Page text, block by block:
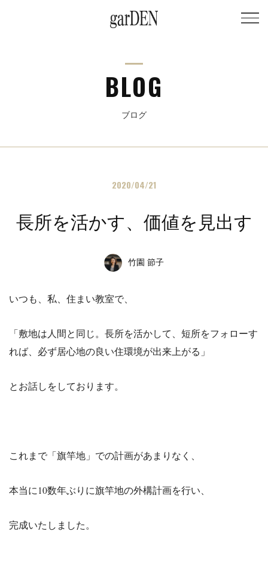
BLOG
ブログ
2020/04/21
長所を活かす、価値を見出す
竹園 節子
いつも、私、住まい教室で、
「敷地は人間と同じ。長所を活かして、短所をフォローす
れば、必ず居心地の良い住環境が出来上がる」
とお話しをしております。
これまで「旗竿地」での計画があまりなく、
本当に10数年ぶりに旗竿地の外構計画を行い、
完成いたしました。